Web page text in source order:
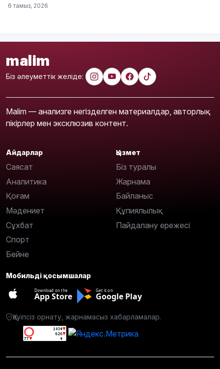
6 тамыз, 2026
malim
Біз әлеуметтік желіде:
Malim — анализге негізделген материалдар, авторлық
пікірлер мен эксклюзив контент.
Айдарлар
Саясат
Аналитика
Қоғам
Мәдениет
Сұхбат
Спорт
Бейне
Қызмет
Біз туралы
Жарнама
Байланыс
Құпиялылық
Пайдалану ережесі
Мобильді қосымшалар
Download on the
App Store
Get it on
Google Play
Қауіпсіз орнату, жарнамасыз хабарламалар.